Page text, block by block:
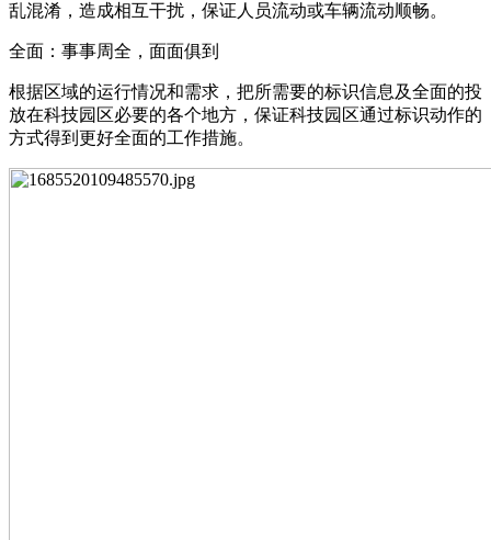
乱混淆，造成相互干扰，保证人员流动或车辆流动顺畅。
全面：事事周全，面面俱到
根据区域的运行情况和需求，把所需要的标识信息及全面的投
放在科技园区必要的各个地方，保证科技园区通过标识动作的
方式得到更好全面的工作措施。